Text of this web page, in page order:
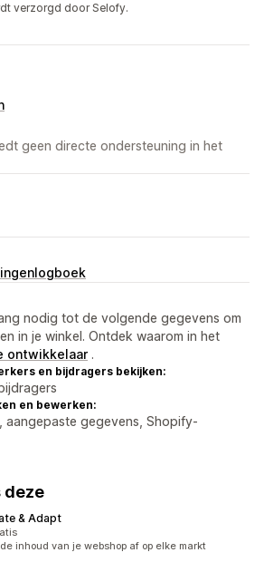
verzorgd door Selofy.
geen directe ondersteuning in het
nodig tot de volgende gegevens om
in je winkel. Ontdek waarom in het
ontwikkelaar .
en bijdragers bekijken:
en bewerken:
aangepaste gegevens, Shopify-
deze
& Adapt
totaal
inhoud van je webshop af op elke markt